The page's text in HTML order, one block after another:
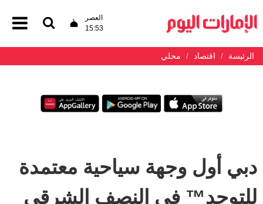
العصر
15:53
الرئيسة اقتصاد محلي
دبي أول وجهة سياحية معتمدة
للتوحد™ في النصف الشرقي